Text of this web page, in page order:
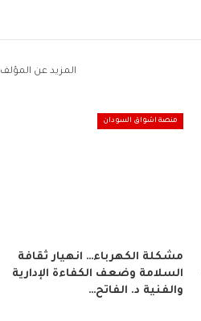
المزيد عن المؤلف
منصة اشواق السودان
مشكلة الكهرباء… انهيار ثقافة
السلامة وضعف الكفاءة الإدارية
والفنية د. الفاتح…